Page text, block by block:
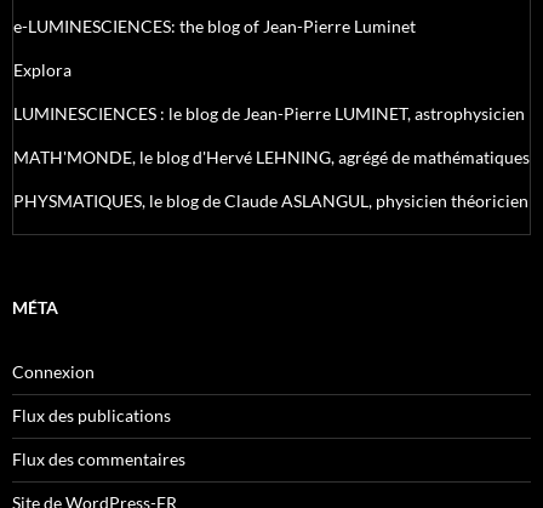
e-LUMINESCIENCES: the blog of Jean-Pierre Luminet
Explora
LUMINESCIENCES : le blog de Jean-Pierre LUMINET, astrophysicien
MATH'MONDE, le blog d'Hervé LEHNING, agrégé de mathématiques
PHYSMATIQUES, le blog de Claude ASLANGUL, physicien théoricien
MÉTA
Connexion
Flux des publications
Flux des commentaires
Site de WordPress-FR